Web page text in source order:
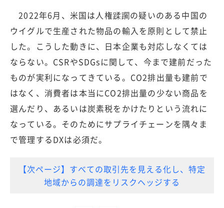
2022年6月、米国は人権蹂躙の疑いのある中国の
ウイグルで生産された物品の輸入を原則として禁止
した。こうした動きに、日本企業も対応しなくては
ならない。CSRやSDGsに関して、今まで建前だった
ものが実利になってきている。CO2排出量も建前で
はなく、消費者は本当にCO2排出量の少ない商品を
選んだり、あるいは炭素税をかけたりという流れに
なっている。そのためにサプライチェーンを隅々ま
で管理するDXは必須だ。
【次ページ】すべての取引先を見える化し、特定
地域からの調達をリスクヘッジする